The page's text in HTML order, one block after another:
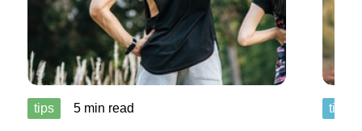
tips 5 min read tips